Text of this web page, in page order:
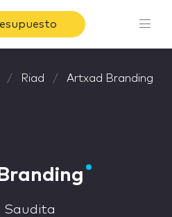
Riad Artxad Branding
Saudita